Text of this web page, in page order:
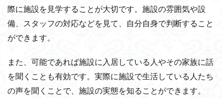
際に施設を見学することが大切です。施設の雰囲気や設
備、スタッフの対応などを見て、自分自身で判断すること
ができます。
また、可能であれば施設に入居している人やその家族に話
を聞くことも有効です。実際に施設で生活している人たち
の声を聞くことで、施設の実態を知ることができます。